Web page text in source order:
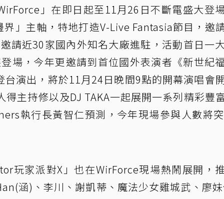
」在即日起至11月26日不斷電盛大登
」主軸，特地打造V-Live Fantasia節目，邀
請近30家國內外知名大廠進駐，活動首日一
場，今年更邀請到首位國外表演者《新世紀
演出，將於11月24日晚間9點的開幕演唱會
主持修以及DJ TAKA一起展開一系列精彩豐
執行長黃智仁預測，今年現場參與人數將
玩家派對X」也在WirForce現場熱鬧展開，
涵)、李川、謝凱蒂、魔法少女雞城武、廖